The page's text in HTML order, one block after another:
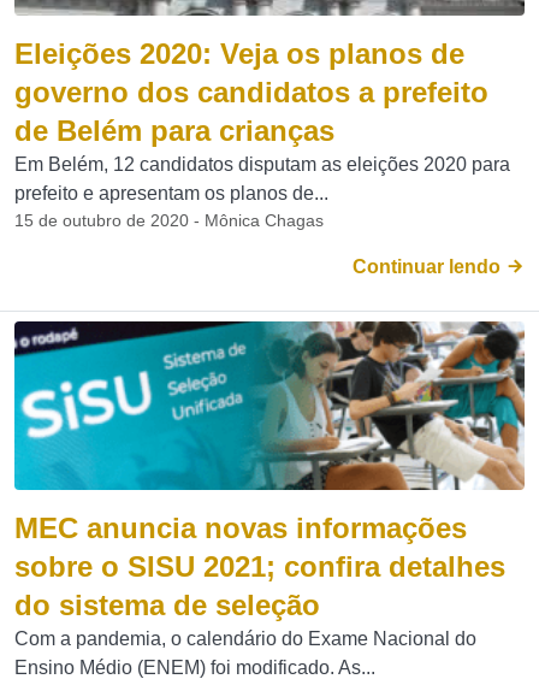
Eleições 2020: Veja os planos de
governo dos candidatos a prefeito
de Belém para crianças
Em Belém, 12 candidatos disputam as eleições 2020 para
prefeito e apresentam os planos de...
15 de outubro de 2020 - Mônica Chagas
Continuar lendo
MEC anuncia novas informações
sobre o SISU 2021; confira detalhes
do sistema de seleção
Com a pandemia, o calendário do Exame Nacional do
Ensino Médio (ENEM) foi modificado. As...